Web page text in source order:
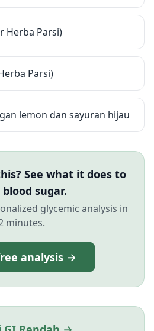
Herba Parsi)
Parsi)
lemon dan sayuran hijau
See what it does to
sugar.
glycemic analysis in
minutes.
analysis →